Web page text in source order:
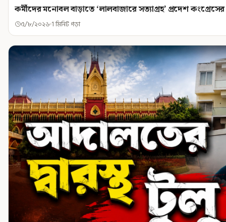
কর্মীদের মনোবল বাড়াতে ‘লালবাজারে সত্যাগ্রহ’ প্রদেশ কংগ্রেসের
৫/৮/২০২৬ 1 মিনিট পড়া